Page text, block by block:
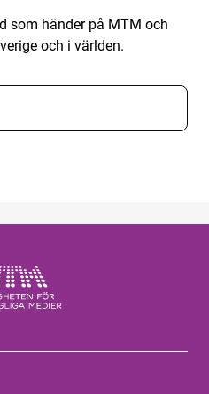
som händer på MTM och
och i världen.